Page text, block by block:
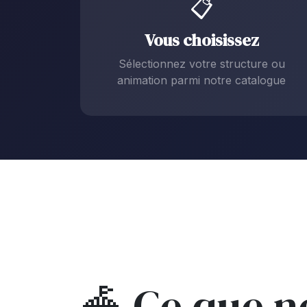
📋
Vous choisissez
Sélectionnez votre structure ou
animation parmi notre catalogue